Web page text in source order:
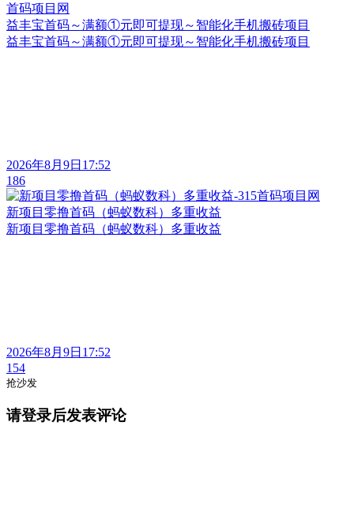
益丰宝首码～满额①元即可提现～智能化手机搬砖项目
益丰宝首码～满额①元即可提现～智能化手机搬砖项目
2026年8月9日17:52
186
新项目零撸首码（蚂蚁数科）多重收益
新项目零撸首码（蚂蚁数科）多重收益
2026年8月9日17:52
154
抢沙发
请登录后发表评论